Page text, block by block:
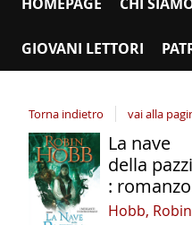
GIOVANI LETTORI
Torna indietro vai alla
Dettaglio
del
documento
La nave
della
: romanzo
Hobb, Robin